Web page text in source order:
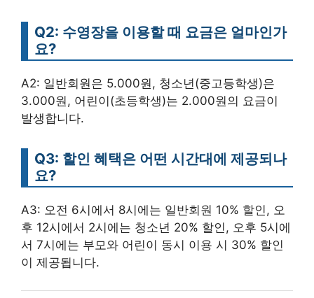
Q2: 수영장을 이용할 때 요금은 얼마인가
요?
A2: 일반회원은 5.000원, 청소년(중고등학생)은
3.000원, 어린이(초등학생)는 2.000원의 요금이
발생합니다.
Q3: 할인 혜택은 어떤 시간대에 제공되나
요?
A3: 오전 6시에서 8시에는 일반회원 10% 할인, 오
후 12시에서 2시에는 청소년 20% 할인, 오후 5시에
서 7시에는 부모와 어린이 동시 이용 시 30% 할인
이 제공됩니다.